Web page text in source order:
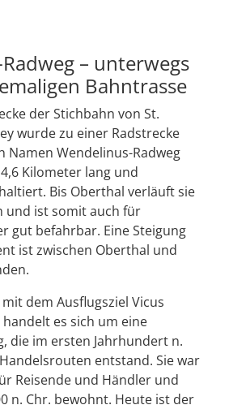
– unterwegs
Bahntrasse
der Stichbahn von St.
wurde zu einer Radstrecke
Namen Wendelinus-Radweg
Kilometer lang und
Bis Oberthal verläuft sie
und ist somit auch für
gut befahrbar. Eine Steigung
ist zwischen Oberthal und
dem Ausflugsziel Vicus
es sich um eine
die im ersten Jahrhundert n.
entstand. Sie war
Reisende und Händler und
n. Chr. bewohnt. Heute ist der